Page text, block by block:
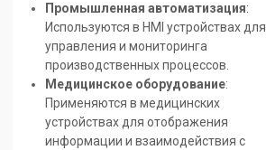
Промышленная автоматизация:
Используются в HMI устройствах для
управления и мониторинга
производственных процессов.
Медицинское оборудование:
Применяются в медицинских
устройствах для отображения
информации и взаимодействия с